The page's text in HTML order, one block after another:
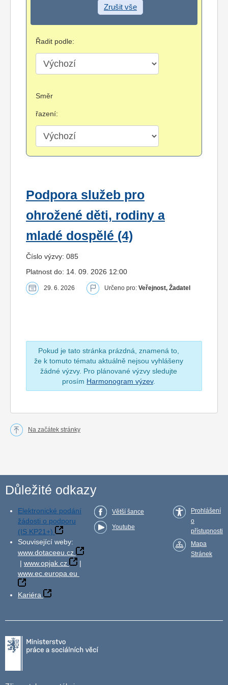
Zrušit vše
Řadit podle:
Směr
řazení:
Podpora služeb pro
ohrožené děti, rodiny a
mladé dospělé (4)
Číslo výzvy: 085
Platnost do: 14. 09. 2026 12:00
29. 6. 2026 Určeno pro: Veřejnost, Žadatel
Pokud je tato stránka prázdná, znamená to,
že k tomuto tématu aktuálně nejsou vyhlášeny
žádné výzvy. Pro plánované výzvy sledujte
prosím Harmonogram výzev.
Na začátek stránky
Důležité odkazy
Elektronické podání
žádosti o podporu
(IS KP21+)
Související weby:
www.dotaceeu.cz
| www.opjak.cz
|
www.ec.europa.eu
Kariéra
Větší šance
Youtube
Prohlášení
o
přístupnosti
Mapa
Stránek